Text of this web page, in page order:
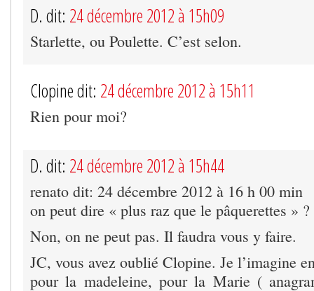
D. dit: 24 décembre 2012 à 15h09
Starlette, ou Poulette. C’est selon.
Clopine dit: 24 décembre 2012 à 15h11
Rien pour moi?
D. dit: 24 décembre 2012 à 15h44
renato dit: 24 décembre 2012 à 16 h 00 min
on peut dire « plus raz que le pâquerettes » ?
Non, on ne peut pas. Il faudra vous y faire.
JC, vous avez oublié Clopine. Je l’imagine
pour la madeleine, pour la Marie (